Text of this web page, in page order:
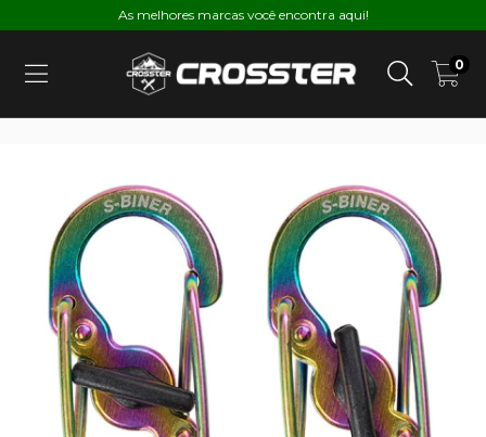
As melhores marcas você encontra aqui!
0